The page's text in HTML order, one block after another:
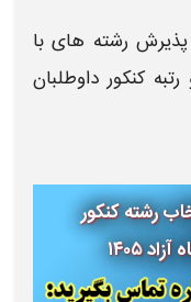
رشته های با
کنکور داوطلبان
رشته کنکور
۱۴۰۵